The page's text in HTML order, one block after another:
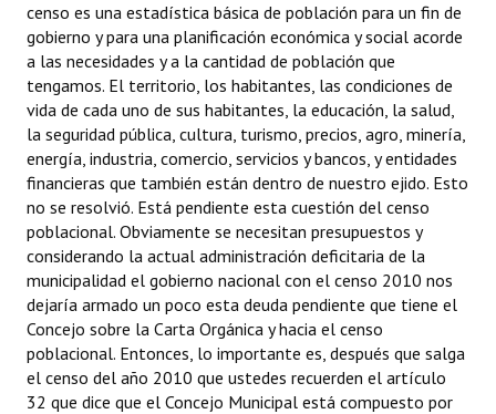
censo es una estadística básica de población para un fin de
gobierno y para una planificación económica y social acorde
a las necesidades y a la cantidad de población que
tengamos. El territorio, los habitantes, las condiciones de
vida de cada uno de sus habitantes, la educación, la salud,
la seguridad pública, cultura, turismo, precios, agro, minería,
energía, industria, comercio, servicios y bancos, y entidades
financieras que también están dentro de nuestro ejido. Esto
no se resolvió. Está pendiente esta cuestión del censo
poblacional. Obviamente se necesitan presupuestos y
considerando la actual administración deficitaria de la
municipalidad el gobierno nacional con el censo 2010 nos
dejaría armado un poco esta deuda pendiente que tiene el
Concejo sobre la Carta Orgánica y hacia el censo
poblacional. Entonces, lo importante es, después que salga
el censo del año 2010 que ustedes recuerden el artículo
32 que dice que el Concejo Municipal está compuesto por